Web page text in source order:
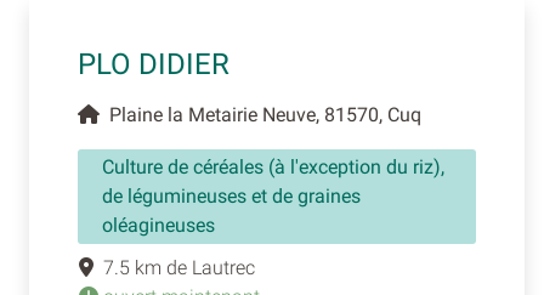
PLO DIDIER
Plaine la Metairie Neuve, 81570, Cuq
Culture de céréales (à l'exception du riz),
de légumineuses et de graines
oléagineuses
7.5 km de Lautrec